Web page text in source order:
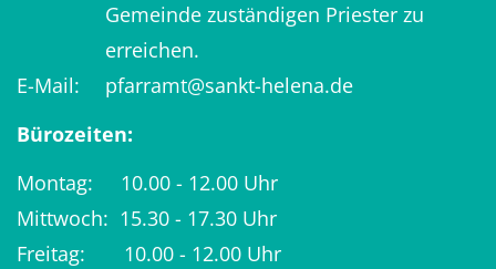
Gemeinde zuständigen Priester zu
erreichen.
E-Mail:
pfarramt@sankt-helena.de
Bürozeiten:
Montag: 10.00 - 12.00 Uhr
Mittwoch: 15.30 - 17.30 Uhr
Freitag: 10.00 - 12.00 Uhr